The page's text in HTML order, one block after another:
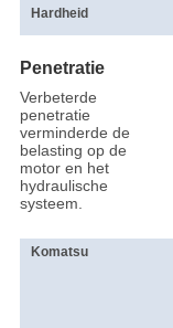
Hardheid
Penetratie
Verbeterde
penetratie
verminderde de
belasting op de
motor en het
hydraulische
systeem.
Komatsu